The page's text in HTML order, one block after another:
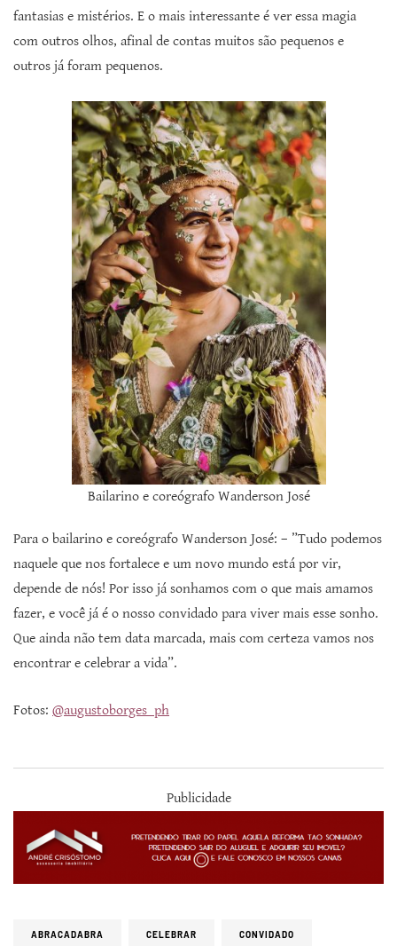
fantasias e mistérios. E o mais interessante é ver essa magia
com outros olhos, afinal de contas muitos são pequenos e
outros já foram pequenos.
Bailarino e coreógrafo Wanderson José
Para o bailarino e coreógrafo Wanderson José: – ”Tudo podemos
naquele que nos fortalece e um novo mundo está por vir,
depende de nós! Por isso já sonhamos com o que mais amamos
fazer, e você já é o nosso convidado para viver mais esse sonho.
Que ainda não tem data marcada, mais com certeza vamos nos
encontrar e celebrar a vida”.
Fotos: @augustoborges_ph
Publicidade
ABRACADABRA CELEBRAR CONVIDADO